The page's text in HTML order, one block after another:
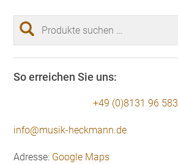
Suchen
nach:
So erreichen Sie uns:
+49 (0)8131 96 583
info@musik-heckmann.de
Adresse: Google Maps